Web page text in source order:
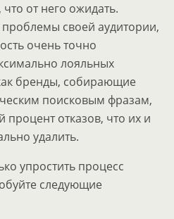
от него ожидать.
своей аудитории,
очень точно
лояльных
бренды, собирающие
поисковым фразам,
процент отказов, что их и
удалить.
упростить процесс
следующие